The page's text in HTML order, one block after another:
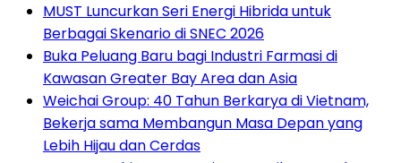
MUST Luncurkan Seri Energi Hibrida untuk
Berbagai Skenario di SNEC 2026
Buka Peluang Baru bagi Industri Farmasi di
Kawasan Greater Bay Area dan Asia
Weichai Group: 40 Tahun Berkarya di Vietnam,
Bekerja sama Membangun Masa Depan yang
Lebih Hijau dan Cerdas